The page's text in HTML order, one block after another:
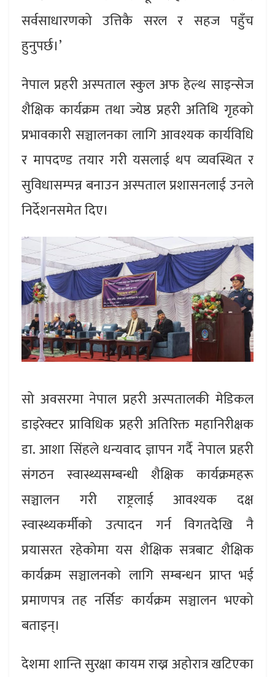
सर्वसाधारणको उत्तिकै सरल र सहज पहुँच
हुनुपर्छ।’
नेपाल प्रहरी अस्पताल स्कुल अफ हेल्थ साइन्सेज
शैक्षिक कार्यक्रम तथा ज्येष्ठ प्रहरी अतिथि गृहको
प्रभावकारी सञ्चालनका लागि आवश्यक कार्यविधि
र मापदण्ड तयार गरी यसलाई थप व्यवस्थित र
सुविधासम्पन्न बनाउन अस्पताल प्रशासनलाई उनले
निर्देशनसमेत दिए।
सो अवसरमा नेपाल प्रहरी अस्पतालकी मेडिकल
डाइरेक्टर प्राविधिक प्रहरी अतिरिक्त महानिरीक्षक
डा. आशा सिंहले धन्यवाद ज्ञापन गर्दै नेपाल प्रहरी
संगठन स्वास्थ्यसम्बन्धी शैक्षिक कार्यक्रमहरू
सञ्चालन गरी राष्ट्रलाई आवश्यक दक्ष
स्वास्थ्यकर्मीको उत्पादन गर्न विगतदेखि नै
प्रयासरत रहेकोमा यस शैक्षिक सत्रबाट शैक्षिक
कार्यक्रम सञ्चालनको लागि सम्बन्धन प्राप्त भई
प्रमाणपत्र तह नर्सिङ कार्यक्रम सञ्चालन भएको
बताइन्।
देशमा शान्ति सुरक्षा कायम राख्न अहोरात्र खटिएका